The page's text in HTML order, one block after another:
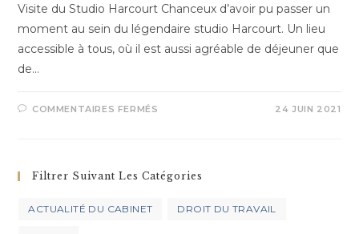
Visite du Studio Harcourt Chanceux d’avoir pu passer un
moment au sein du légendaire studio Harcourt. Un lieu
accessible à tous, où il est aussi agréable de déjeuner que
de…
COMMENTAIRES FERMÉS 24 JUIN 2021
Filtrer Suivant Les Catégories
ACTUALITÉ DU CABINET DROIT DU TRAVAIL